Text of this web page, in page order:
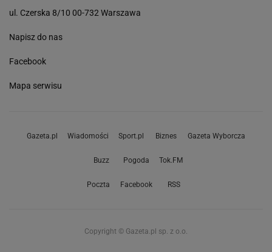
ul. Czerska 8/10 00-732 Warszawa
Napisz do nas
Facebook
Mapa serwisu
Gazeta.pl Wiadomości Sport.pl Biznes Gazeta Wyborcza
Buzz Pogoda Tok.FM
Poczta Facebook RSS
Copyright © Gazeta.pl sp. z o.o.